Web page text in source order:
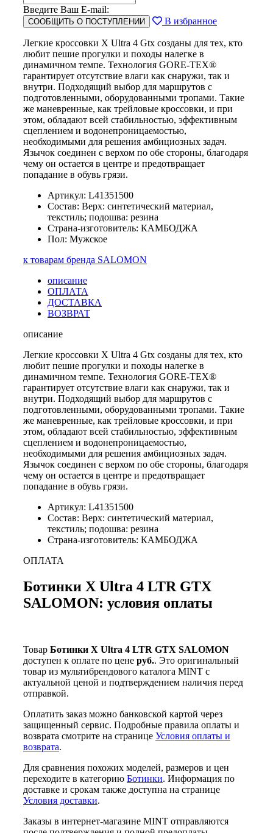
Введите Ваш E-mail:
СООБЩИТЬ О ПОСТУПЛЕНИИ В избранное
Легкие кроссовки X Ultra 4 Gtx созданы для тех, кто
любит пешие прогулки и походы налегке в
динамичном темпе. Технология GORE-TEX®
гарантирует отсутствие влаги как снаружи, так и
внутри. Подходящий выбор для маршрутов с
подготовленными, оборудованными тропами. Такие
же маневренные, как трейловые кроссовки, и при
этом, обладают всей стабильностью, эффективным
сцеплением и водонепроницаемостью,
необходимыми для решения амбициозных задач.
Язычок соединен с верхом по обе стороны, благодаря
чему он остается в центре и предотвращает
попадание в обувь грязи.
Артикул: L41351500
Состав: Верх: синтетический материал,
текстиль; подошва: резина
Страна-изготовитель: КАМБОДЖА
Пол: Мужское
к товарам бренда SALOMON
описание
ОПЛАТА
ДОСТАВКА
ВОЗВРАТ
описание
Легкие кроссовки X Ultra 4 Gtx созданы для тех, кто
любит пешие прогулки и походы налегке в
динамичном темпе. Технология GORE-TEX®
гарантирует отсутствие влаги как снаружи, так и
внутри. Подходящий выбор для маршрутов с
подготовленными, оборудованными тропами. Такие
же маневренные, как трейловые кроссовки, и при
этом, обладают всей стабильностью, эффективным
сцеплением и водонепроницаемостью,
необходимыми для решения амбициозных задач.
Язычок соединен с верхом по обе стороны, благодаря
чему он остается в центре и предотвращает
попадание в обувь грязи.
Артикул: L41351500
Состав: Верх: синтетический материал,
текстиль; подошва: резина
Страна-изготовитель: КАМБОДЖА
ОПЛАТА
Ботинки X Ultra 4 LTR GTX
SALOMON: условия оплаты
Товар Ботинки X Ultra 4 LTR GTX SALOMON
доступен к оплате по цене руб.. Это оригинальный
товар из мультибрендового каталога MINT с
актуальной ценой и подтверждением наличия перед
отправкой.
Оплатить заказ можно банковской картой через
защищенный сервис. Подробные правила оплаты и
возврата смотрите на странице Условия оплаты и
возврата.
Для сравнения похожих моделей, размеров и цен
переходите в категорию Ботинки. Информация по
доставке и срокам также доступна на странице
Условия доставки.
Заказы в интернет-магазине MINT отправляются